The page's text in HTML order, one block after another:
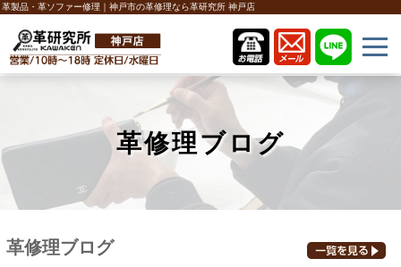
革製品・革ソファー修理｜神戸市の革修理なら革研究所 神戸店
革修理ブログ
革修理ブログ